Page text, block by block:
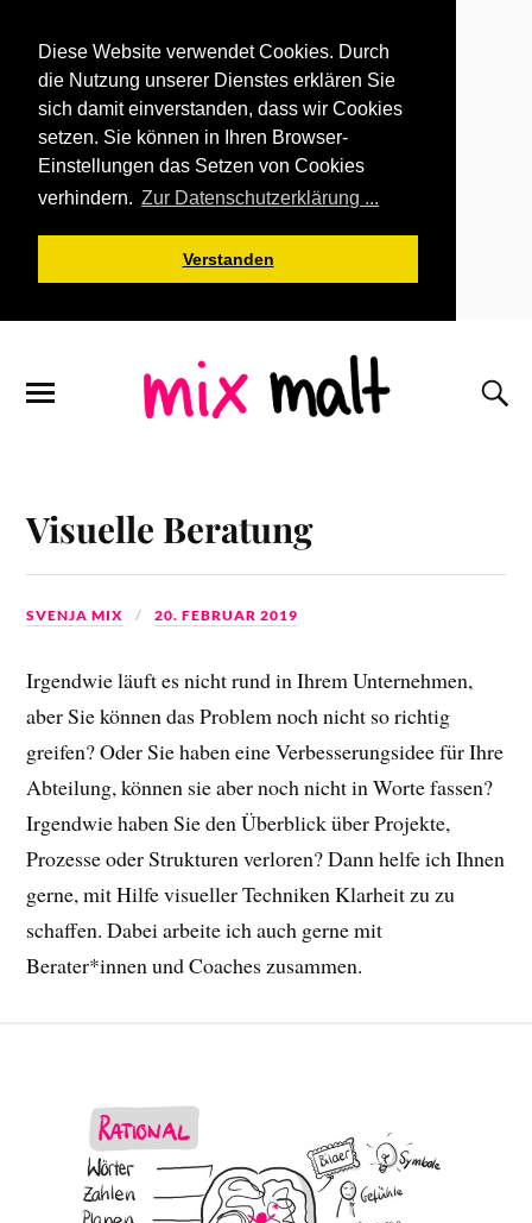
Diese Website verwendet Cookies. Durch
die Nutzung unserer Dienstes erklären Sie
sich damit einverstanden, dass wir Cookies
setzen. Sie können in Ihren Browser-
Einstellungen das Setzen von Cookies
verhindern. Zur Datenschutzerklärung ...
Verstanden
Visuelle Beratung
SVENJA MIX 20. FEBRUAR 2019
Irgendwie läuft es nicht rund in Ihrem Unternehmen,
aber Sie können das Problem noch nicht so richtig
greifen? Oder Sie haben eine Verbesserungsidee für Ihre
Abteilung, können sie aber noch nicht in Worte fassen?
Irgendwie haben Sie den Überblick über Projekte,
Prozesse oder Strukturen verloren? Dann helfe ich Ihnen
gerne, mit Hilfe visueller Techniken Klarheit zu zu
schaffen. Dabei arbeite ich auch gerne mit
Berater*innen und Coaches zusammen.